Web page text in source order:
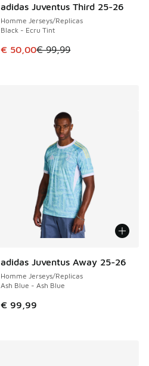
adidas Juventus Third 25-26
Homme Jerseys/Replicas
Black - Ecru Tint
Cet article est en promotion.
€ 50,00€ 99,99
ÉCONOMISE 49 €
adidas Juventus Away 25-26
Homme Jerseys/Replicas
Ash Blue - Ash Blue
€ 99,99